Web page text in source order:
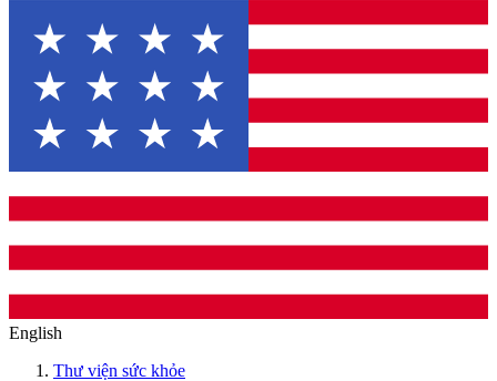
English
Thư viện sức khỏe